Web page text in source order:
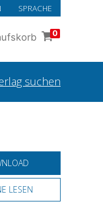
SPRACHE
0
suchen
LESEN